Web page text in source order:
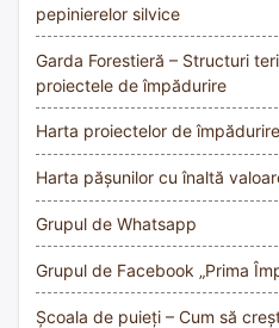
pepinierelor silvice
Garda Forestieră – Structuri
proiectele de împădurire
Harta proiectelor de
Harta pășunilor cu înaltă
Grupul de Whatsapp
Grupul de Facebook „Prima
Școala de puieți – Cum să